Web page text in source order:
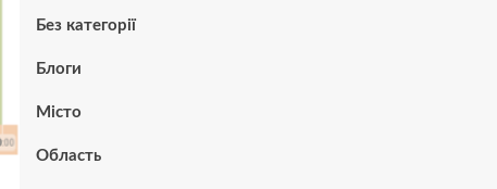
Без категорії
Блоги
Місто
Область